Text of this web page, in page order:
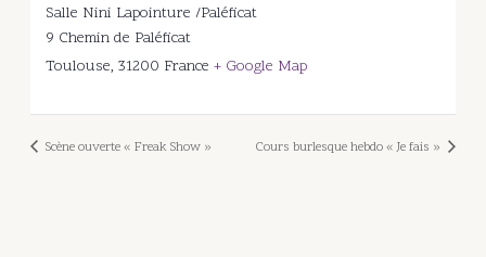
Salle Nini Lapointure /Paléficat
9 Chemin de Paléficat
Toulouse, 31200 France + Google Map
Scène ouverte « Freak Show » Cours burlesque hebdo « Je fais »